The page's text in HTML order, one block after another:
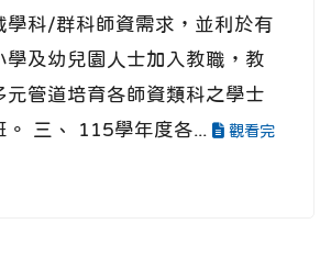
學科/群科師資需求，並利於有
學及幼兒園人士加入教職，教
元管道培育各師資類科之學士
。 三、 115學年度各...
觀看完